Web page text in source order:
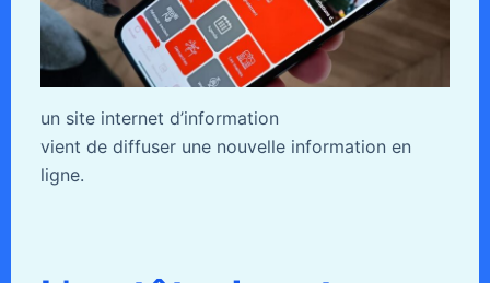
un site internet d’information
vient de diffuser une nouvelle information en
ligne.